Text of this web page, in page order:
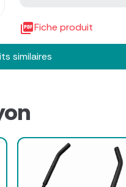
Fiche produit
similaires